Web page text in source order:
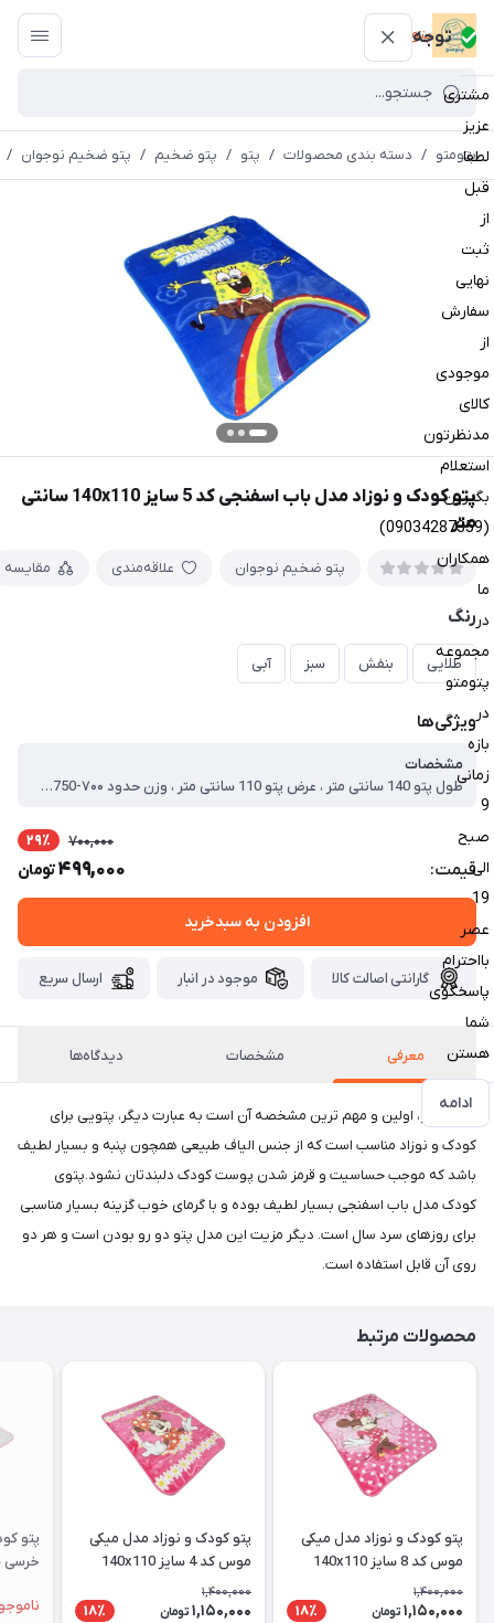
توجه
مشتری
عزیز
لطفا
قبل
از
ثبت
نهایی
سفارش
از
موجودی
کالای
مدنظرتون
استعلام
بگیرین
(09034287359)
همکاران
ما
در
مجموعه
پتومتو
در
بازه
زمانی
9
صبح
الی
19
عصر
بااحترام
پاسخگوی
شما
هستن
ادامه
پتومتو
پتومتو / دسته بندی محصولات / پتو / پتو ضخیم / پتو ضخیم نوجوان /
پتو کودک و نوزاد مدل باب اسفنجی کد 5 سایز 140x110 سانتی
متر
پتو ضخیم نوجوان علاقه‌مندی مقایسه
رنگ
طلایی بنفش سبز آبی
ویژگی‌ها
مشخصات
طول پتو 140 سانتی متر ، عرض پتو 110 سانتی متر ، وزن حدود ۷۰۰-750 گرم ، جنس پتو پنبه و پلی‌استر بسیار لطیف ، قابلیت شست‌وشو توسط ماشین لباس‌شویی و دستی
قیمت:
700,000 29٪
499,000تومان
افزودن به سبدخرید
گارانتی اصالت کالا موجود در انبار ارسال سریع
معرفی مشخصات دیدگاه‌ها
جنس پتو، اولین و مهم ترین مشخصه آن است به عبارت دیگر، پتویی برای
کودک و نوزاد مناسب است که از جنس الیاف طبیعی همچون پنبه و بسیار لطیف
باشد که موجب حساسیت و قرمز شدن پوست کودک دلبندتان نشود.پتوی
کودک مدل باب اسفنجی بسیار لطیف بوده و با گرمای خوب گزینه بسیار مناسبی
برای روزهای سرد سال است. دیگر مزیت این مدل پتو دو رو بودن است و هر دو
روی آن قابل استفاده است.
محصولات مرتبط
پتو کودک و نوزاد مدل میکی
موس کد 8 سایز 140x110
سانتی متر
1,400,000
1,150,000 تومان 18٪
پتو کودک و نوزاد مدل میکی
موس کد 4 سایز 140x110
سانتی متر
1,400,000
1,150,000 تومان 18٪
پتو